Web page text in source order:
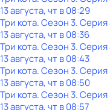
13 августа, чт в 08:29
Три кота. Сезон 3. Серия
13 августа, чт в 08:36
Три кота. Сезон 3. Серия
13 августа, чт в 08:43
Три кота. Сезон 3. Серия
13 августа, чт в 08:50
Три кота. Сезон 3. Серия
13 августа, чт в 08:57